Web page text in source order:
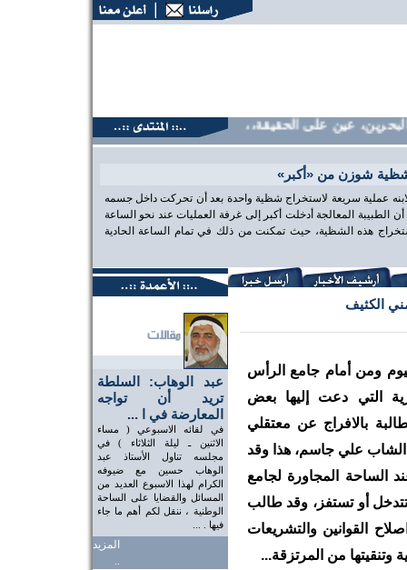
عين على الحقيقة،، منتديات البحرين، عين على الحقيقة،،
شوزن من «أكبر»
عملية سريعة لاستخراج شظية واحدة بعد أن تحركت داخل جسمه
المعالجة أدخلت أكبر إلى غرفة العمليات عند نحو الساعة
هذه الشظية، حيث تمكنت من ذلك في تمام الساعة الحادية
عبد الوهاب: السلطة
تريد أن تواجه
المعارضة في ا ...
في لقائه الاسبوعي ( مساء
الاثنين ـ ليلة الثلاثاء ) في
مجلسه تناول الأستاذ عبد
الوهاب حسين مع ضيوفه
الكرام لهذا الاسبوع العديد من
المسائل والقضايا على الساحة
الوطنية ، ننقل لكم أهم ما جاء
فيها . ...
المزيد
..
الكثيف
ومن أمام جامع الرأس
التي دعت إليها بعض
بالافراج عن معتقلي
الشاب علي جاسم، هذا وقد
الساحة المجاورة لجامع
أو تستفز، وقد طالب
القوانين والتشريعات
وتنقيتها من المرتزقة...